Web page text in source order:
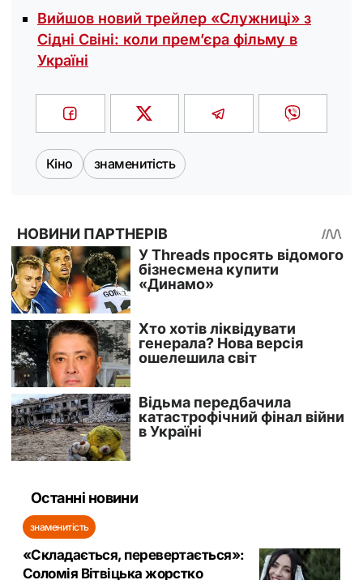
Вийшов новий трейлер «‎Служниці» з
Сідні Свіні: коли прем’єра фільму в
Україні
Кіно знаменитість
Останні новини
знаменитість
«Складається, перевертається»:
Соломія Вітвіцька жорстко